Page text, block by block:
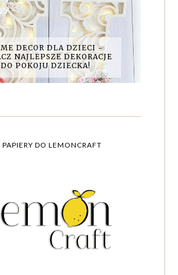
DECOR DLA DZIECI -
NAJLEPSZE DEKORACJE
DO POKOJU DZIECKA!
PAPIERY DO LEMONCRAFT